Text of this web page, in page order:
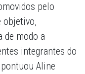
pelo
objetivo,
de modo a
integrantes do
Aline